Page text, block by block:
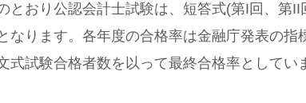
とおり公認会計士試験は、短答式(第I回、第
なります。各年度の合格率は金融庁発表の指
式試験合格者数を以って最終合格率としてい